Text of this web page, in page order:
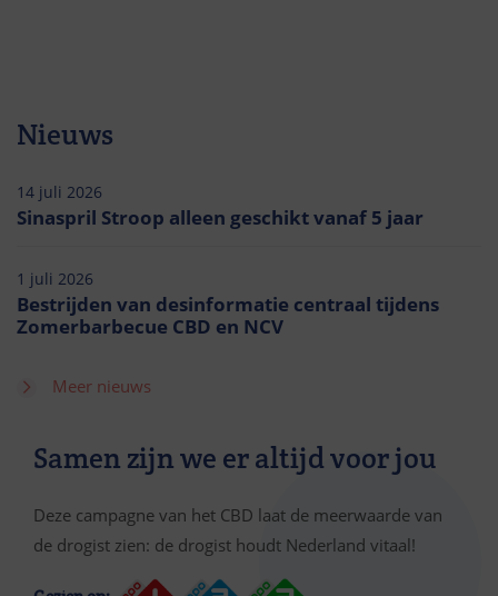
Nieuws
14 juli 2026
Sinaspril Stroop alleen geschikt vanaf 5 jaar
1 juli 2026
Bestrijden van desinformatie centraal tijdens
Zomerbarbecue CBD en NCV
Meer nieuws
Samen zijn we er altijd voor jou
Deze campagne van het CBD laat de meerwaarde van
de drogist zien: de drogist houdt Nederland vitaal!